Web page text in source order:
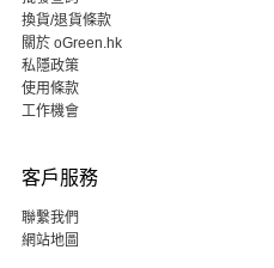
換貨/退貨條款
關於 oGreen.hk
私隱政策
使用條款
工作機會
客戶服務
聯繫我們
網站地圖